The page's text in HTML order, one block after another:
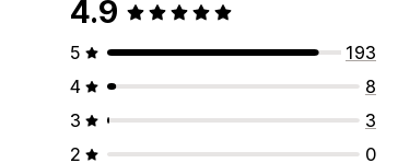
4.9
5
193
4
8
3
3
2
0